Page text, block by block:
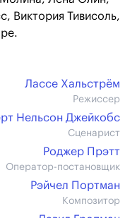
Виктория Тивисоль,
Лассе Хальстрём
Режиссер
Нельсон Джейкобс
Сценарист
Роджер Прэтт
Оператор-постановщик
Рэйчел Портман
Композитор